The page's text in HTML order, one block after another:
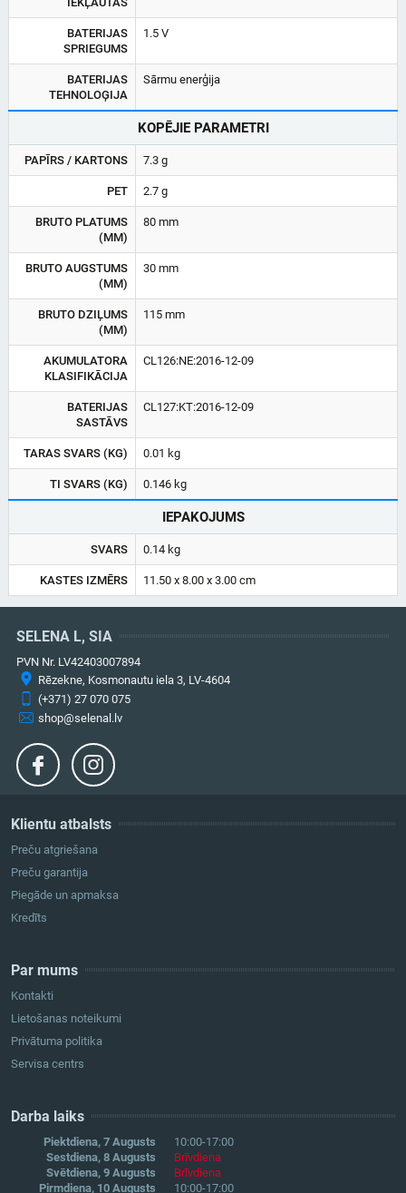
BATERIJAS
SPRIEGUMS
1.5 V
BATERIJAS
TEHNOLOĢIJA
Sārmu enerģija
KOPĒJIE PARAMETRI
PAPĪRS / KARTONS 7.3 g
PET 2.7 g
BRUTO PLATUMS
(MM)
80 mm
BRUTO AUGSTUMS
(MM)
30 mm
BRUTO DZIĻUMS
(MM)
115 mm
AKUMULATORA
KLASIFIKĀCIJA
CL126:NE:2016-12-09
BATERIJAS
SASTĀVS
CL127:KT:2016-12-09
TARAS SVARS (KG) 0.01 kg
TI SVARS (KG) 0.146 kg
IEPAKOJUMS
SVARS 0.14 kg
KASTES IZMĒRS 11.50 x 8.00 x 3.00 cm
Klientu atbalsts
Preču atgriešana
Preču garantija
Piegāde un apmaksa
Kredīts
Par mums
Kontakti
Lietošanas noteikumi
Privātuma politika
Servisa centrs
Darba laiks
Piektdiena, 7 Augusts
10:00-17:00
Sestdiena, 8 Augusts
Brīvdiena
Svētdiena, 9 Augusts
Brīvdiena
Pirmdiena, 10 Augusts
10:00-17:00
SELENA L, SIA
PVN Nr. LV42403007894
Rēzekne, Kosmonautu iela 3, LV-4604
(+371) 27 070 075
shop@selenal.lv